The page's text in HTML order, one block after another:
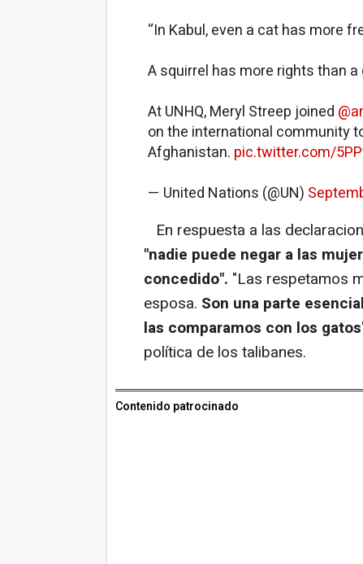
“In Kabul, even a cat has more
A squirrel has more rights than
At UNHQ, Meryl Streep joined
on the international community
Afghanistan. pic.twitter.com/
— United Nations (@UN)
En respuesta a las
"nadie puede negar a las
concedido". "Las respetamos
esposa. Son una parte
las comparamos con los gatos
política de los talibanes.
Contenido patrocinado